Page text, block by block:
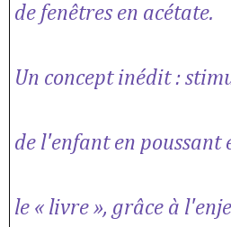
de fenêtres en acétate.
Un concept inédit :
de l'enfant en poussant
le « livre », grâce à